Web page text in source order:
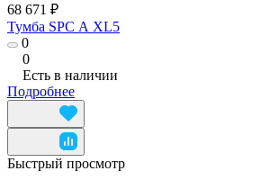
68 671 ₽
Тумба SPC А XL5
0
0
Есть в наличии
Подробнее
Быстрый просмотр